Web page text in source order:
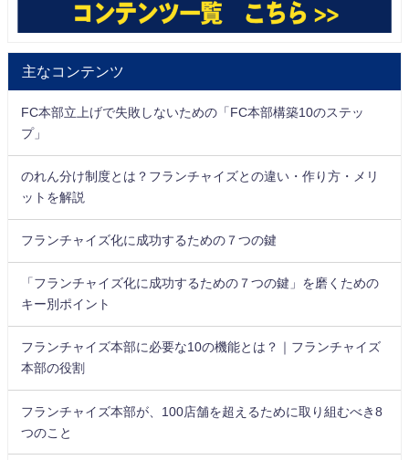
主なコンテンツ
FC本部立上げで失敗しないための「FC本部構築10のステッ
プ」
のれん分け制度とは？フランチャイズとの違い・作り方・メリ
ットを解説
フランチャイズ化に成功するための７つの鍵
「フランチャイズ化に成功するための７つの鍵」を磨くための
キー別ポイント
フランチャイズ本部に必要な10の機能とは？｜フランチャイズ
本部の役割
フランチャイズ本部が、100店舗を超えるために取り組むべき8
つのこと